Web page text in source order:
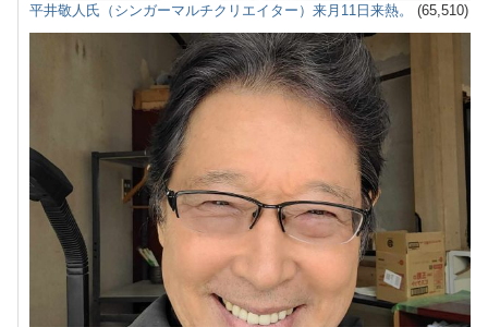
平井敬人氏（シンガーマルチクリエイター）来月11日来熱。 (65,510)